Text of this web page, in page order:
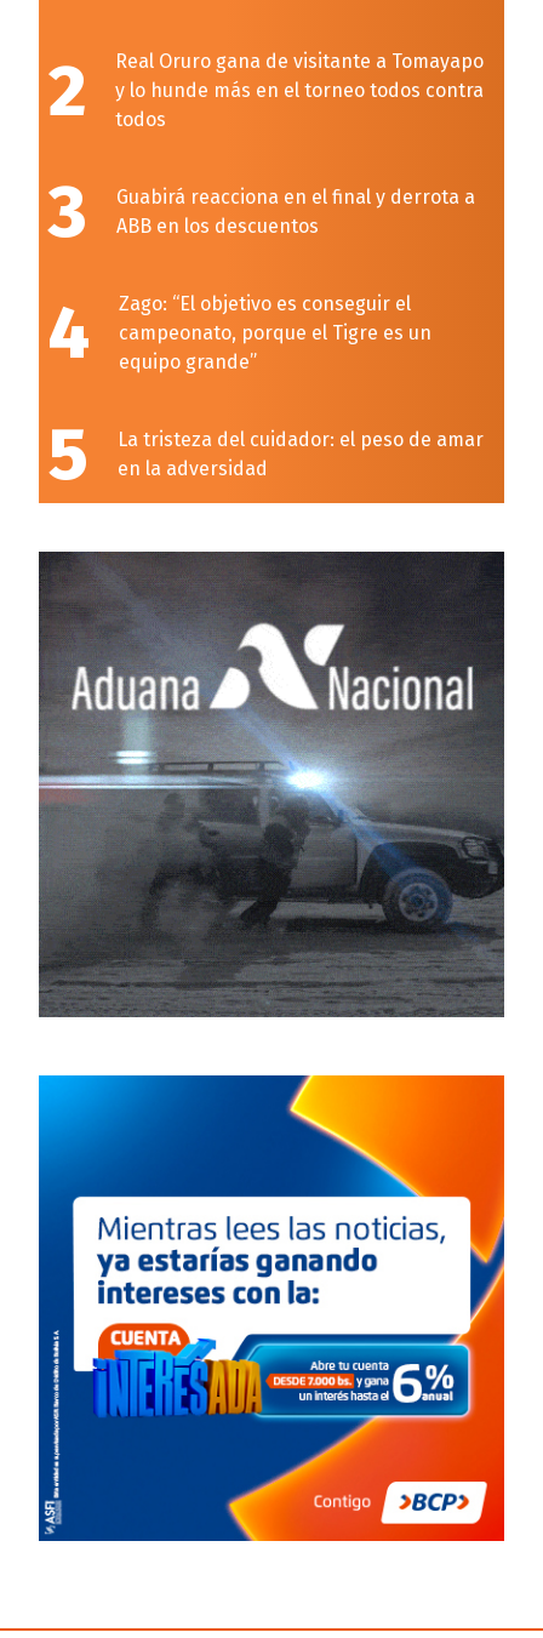
2
Real Oruro gana de visitante a Tomayapo
y lo hunde más en el torneo todos contra
todos
3
Guabirá reacciona en el final y derrota a
ABB en los descuentos
4
Zago: “El objetivo es conseguir el
campeonato, porque el Tigre es un
equipo grande”
5
La tristeza del cuidador: el peso de amar
en la adversidad